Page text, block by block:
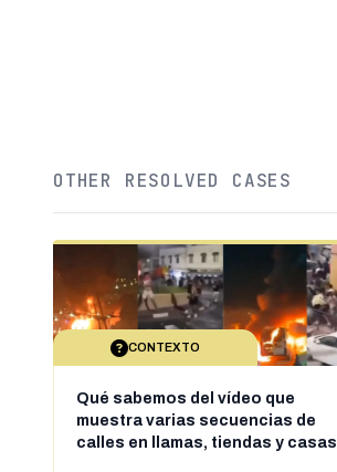
OTHER RESOLVED CASES
CONTEXTO
Qué sabemos del vídeo que
muestra varias secuencias de
calles en llamas, tiendas y casas